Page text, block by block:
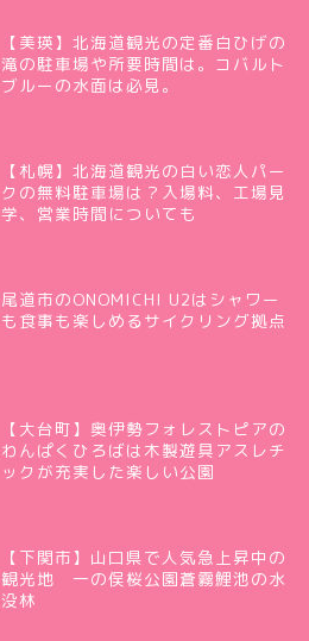
【美瑛】北海道観光の定番白ひげの
滝の駐車場や所要時間は。コバルト
ブルーの水面は必見。
【札幌】北海道観光の白い恋人パー
クの無料駐車場は？入場料、工場見
学、営業時間についても
尾道市のONOMICHI U2はシャワー
も食事も楽しめるサイクリング拠点
【大台町】奥伊勢フォレストピアの
わんぱくひろばは木製遊具アスレチ
ックが充実した楽しい公園
【下関市】山口県で人気急上昇中の
観光地 一の俣桜公園蒼霧鯉池の水
没林